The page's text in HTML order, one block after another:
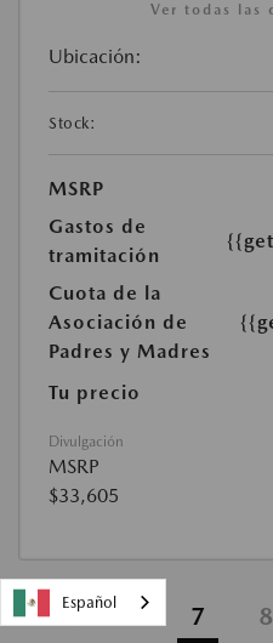
Ver todas las
Ubicación:
Stock:
MSRP
Gastos de
tramitación
Cuota de la
Asociación de
Padres y Madres
Tu precio
Divulgación
MSRP
$33,605
7 8
Español